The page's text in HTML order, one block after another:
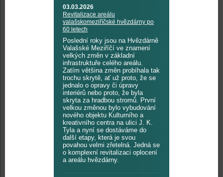
03.03.2026
Revitalizace areálu
valašskomeziříčské hvězdárny po
60 letech
Poslední roky jsou na Hvězdárně
Valašské Meziříčí ve znamení
velkých změn v základní
infrastruktuře celého areálu.
Zatím většina změn probíhala tak
trochu skrytě, ať už proto, že se
jednalo o opravy či úpravy
interiérů nebo proto, že byla
skryta za hradbou stromů. První
velkou změnou bylo vybudování
nového objektu Kulturního a
kreativního centra na ulici J. K.
Tyla a nyní se dostáváme do
další etapy, která je svou
povahou velmi zřetelná. Jedná se
o komplexní revitalizaci oplocení
a areálu hvězdárny.